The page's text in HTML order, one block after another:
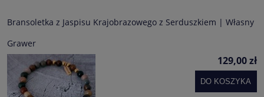
Bransoletka z Jaspisu Krajobrazowego z Serduszkiem | Własny
Grawer
129,00 zł
DO KOSZYKA